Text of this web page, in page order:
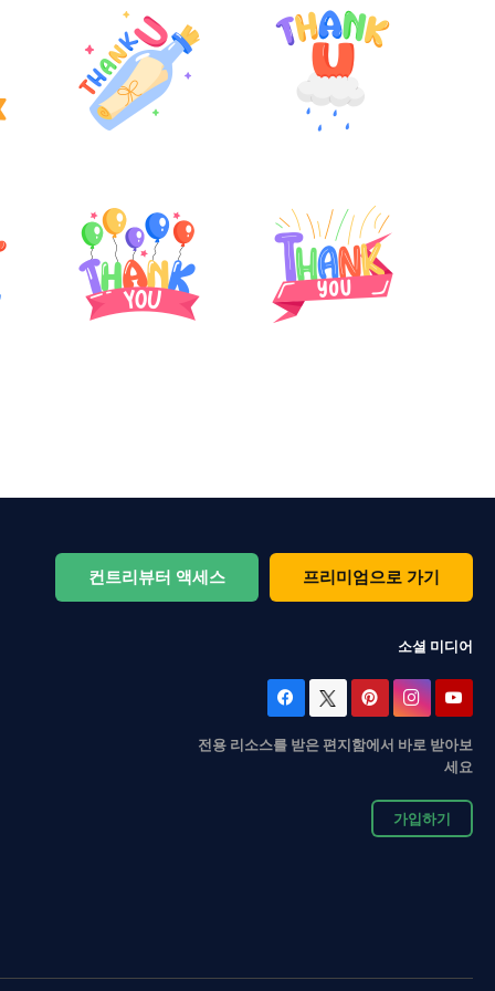
컨트리뷰터 액세스 프리미엄으로 가기
소셜 미디어
전용 리소스를 받은 편지함에서 바로 받아보
세요
가입하기